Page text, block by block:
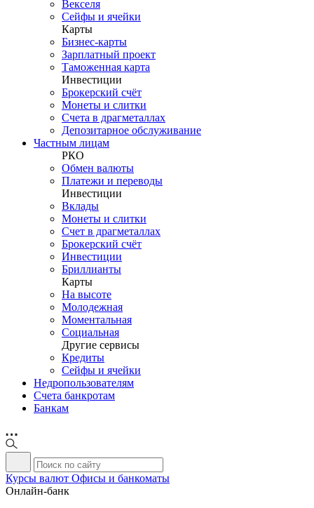
Векселя
Сейфы и ячейки
Карты
Бизнес-карты
Зарплатный проект
Таможенная карта
Инвестиции
Брокерский счёт
Монеты и слитки
Счета в драгметаллах
Депозитарное обслуживание
Частным лицам
РКО
Обмен валюты
Платежи и переводы
Инвестиции
Вклады
Монеты и слитки
Счет в драгметаллах
Брокерский счёт
Инвестиции
Бриллианты
Карты
На высоте
Молодежная
Моментальная
Социальная
Другие сервисы
Кредиты
Сейфы и ячейки
Недропользователям
Счета банкротам
Банкам
Курсы валют Офисы и банкоматы
Онлайн-банк